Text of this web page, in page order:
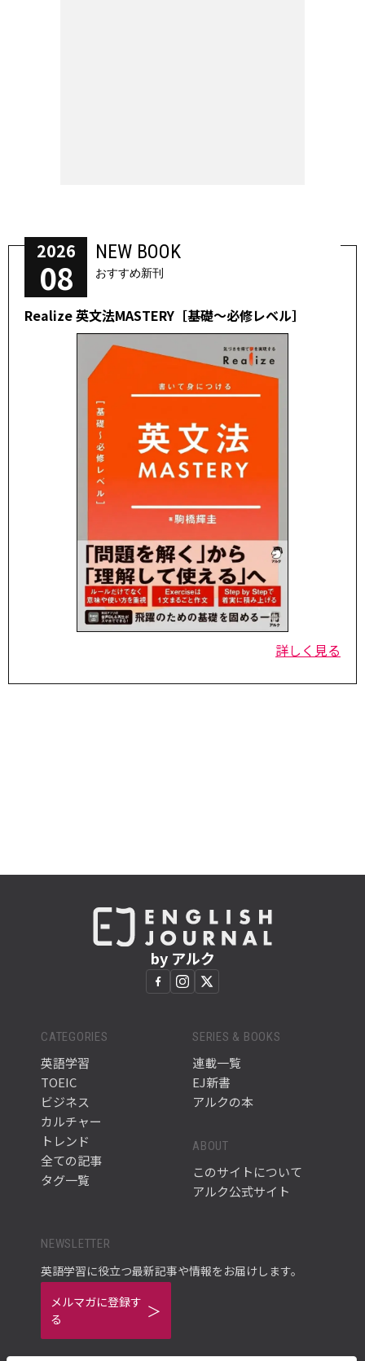
2026
08
NEW BOOK
おすすめ新刊
Realize 英文法MASTERY［基礎～必修レベル］
詳しく見る
by アルク
CATEGORIES
英語学習
TOEIC
ビジネス
カルチャー
トレンド
全ての記事
タグ一覧
SERIES & BOOKS
連載一覧
EJ新書
アルクの本
ABOUT
このサイトについて
アルク公式サイト
NEWSLETTER
英語学習に役立つ最新記事や情報をお届けします。
メルマガに登録す
る